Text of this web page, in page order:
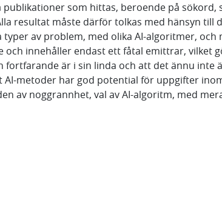
som hittas, beroende på
resultat måste därför tolkas med hänsyn
av problem, med olika AI-algoritmer,
och innehåller endast ett fåtal emittrar,
är i sin linda och att det ännu inte
metoder har god potential för uppgifter
av noggrannhet, val av AI-algoritm, med